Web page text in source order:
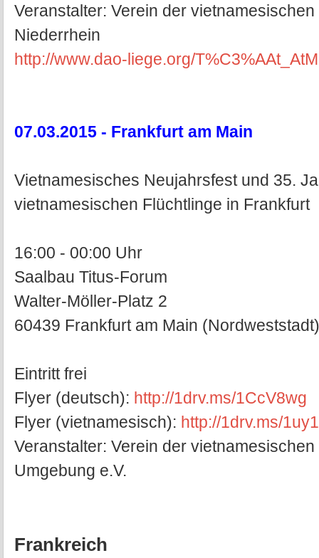
Veranstalter: Verein der
Niederrhein
http://www.dao-liege.org/
07.03.2015 - Frankfurt am Main
Vietnamesisches Neujahrsfest und 35.
vietnamesischen Flüchtlinge in Frankfurt
16:00 - 00:00 Uhr
Saalbau Titus-Forum
Walter-Möller-Platz 2
60439 Frankfurt am Main (Nordweststadt)
Eintritt frei
Flyer (deutsch): http://1drv.ms/1CcV8wg
Flyer (vietnamesisch): http://1drv.ms/
Veranstalter: Verein der
Umgebung e.V.
Frankreich